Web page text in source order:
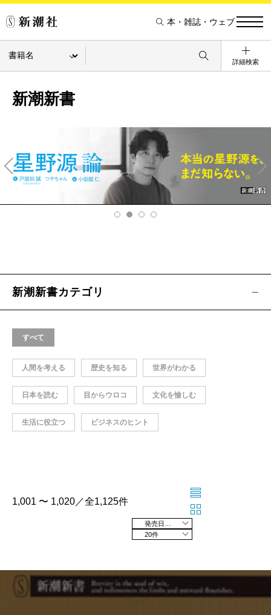
本・雑誌・ウェブ
詳細検索
新潮新書
v
Ne
xt
新潮新書カテゴリ
すべて
人間を考える 歴史を知る 世界がわかる
日本を読む 目からウロコ 文化を愉しむ
生活に役立つ ビジネスのヒント
1,001 〜 1,020／全1,125件
20件